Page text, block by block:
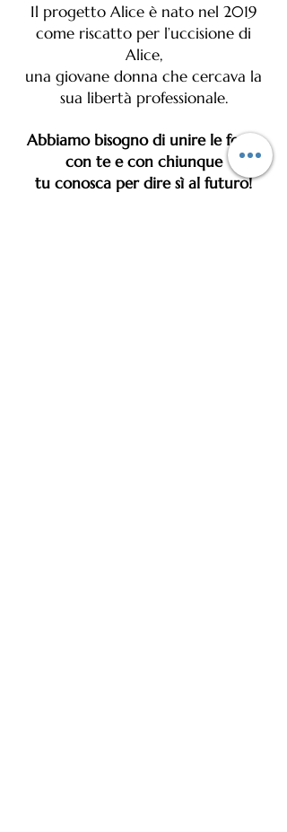
Il progetto Alice è nato nel 2019
come riscatto per l’uccisione di
Alice,
una giovane donna che cercava la
sua libertà professionale.
Abbiamo bisogno di unire le forze
con te e con chiunque
tu conosca per dire sì al futuro!